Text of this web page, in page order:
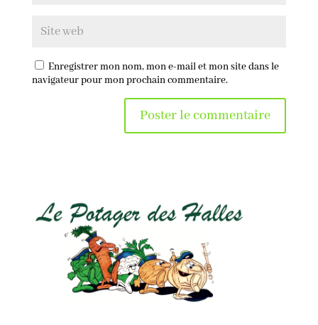
Enregistrer mon nom, mon e-mail et mon site dans le
navigateur pour mon prochain commentaire.